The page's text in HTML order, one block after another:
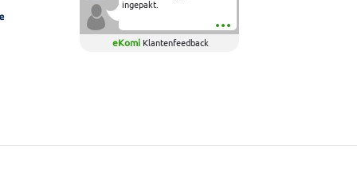
ingepakt.
eKomi Klantenfeedback